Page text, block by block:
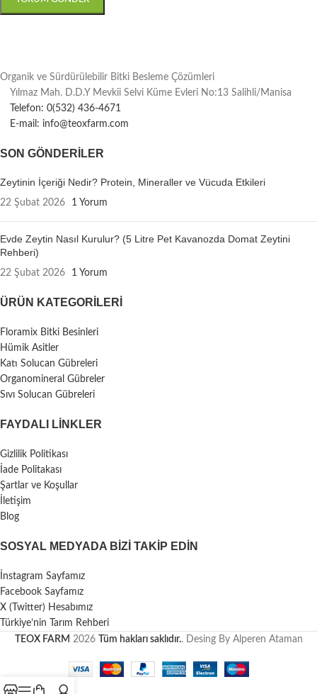
Organik ve Sürdürülebilir Bitki Besleme Çözümleri
Yılmaz Mah. D.D.Y Mevkii Selvi Küme Evleri No:13 Salihli/Manisa
Telefon: 0(532) 436-4671
E-mail: info@teoxfarm.com
SON GÖNDERILER
Zeytinin İçeriği Nedir? Protein, Mineraller ve Vücuda Etkileri
22 Şubat 2026 1 Yorum
Evde Zeytin Nasıl Kurulur? (5 Litre Pet Kavanozda Domat Zeytini
Rehberi)
22 Şubat 2026 1 Yorum
ÜRÜN KATEGORILERI
Floramix Bitki Besinleri
Hümik Asitler
Katı Solucan Gübreleri
Organomineral Gübreler
Sıvı Solucan Gübreleri
FAYDALI LİNKLER
Gizlilik Politikası
İade Politakası
Şartlar ve Koşullar
İletişim
Blog
SOSYAL MEDYADA BIZI TAKIP EDIN
İnstagram Sayfamız
Facebook Sayfamız
X (Twitter) Hesabımız
Türkiye’nin Tarım Rehberi
TEOX FARM 2026 Tüm hakları saklıdır.. Desing By Alperen Ataman